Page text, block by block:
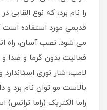
را نام برد، که نوع القایی
قدیمی مورد استفاده
می شود. نصب آسان، راه
فعالیت بدون گرما و صدا
لامپ، شار نوری
بالاست مو توان نام برد و
راما الکتریک (راما